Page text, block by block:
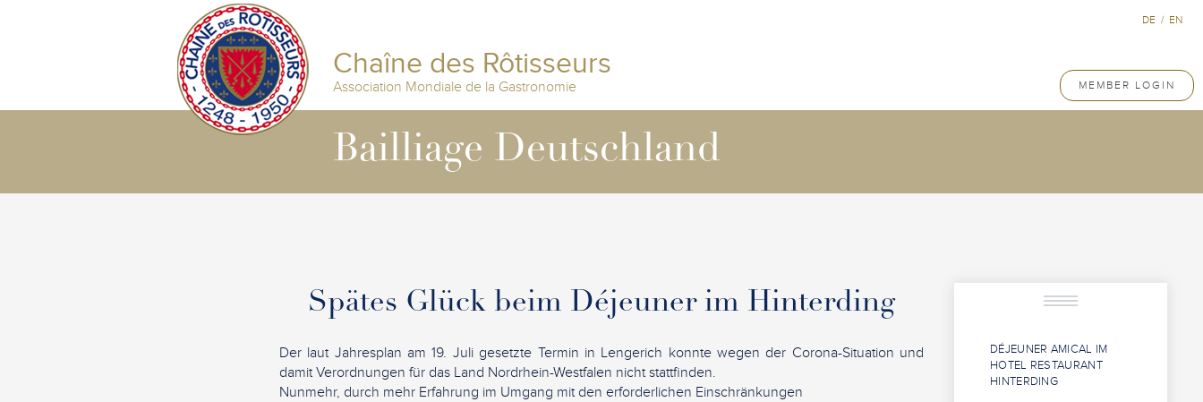
Chaîne des Rôtisseurs
Association Mondiale de la Gastronomie MEMBER LOGIN
DE / EN
Bailliage Deutschland
Spätes Glück beim Déjeuner im Hinterding
Der laut Jahresplan am 19. Juli gesetzte Termin in Lengerich konnte wegen der Corona-Situation und
damit Verordnungen für das Land Nordrhein-Westfalen nicht stattfinden.
Nunmehr, durch mehr Erfahrung im Umgang mit den erforderlichen Einschränkungen
DÉJEUNER AMICAL IM
HOTEL RESTAURANT
HINTERDING